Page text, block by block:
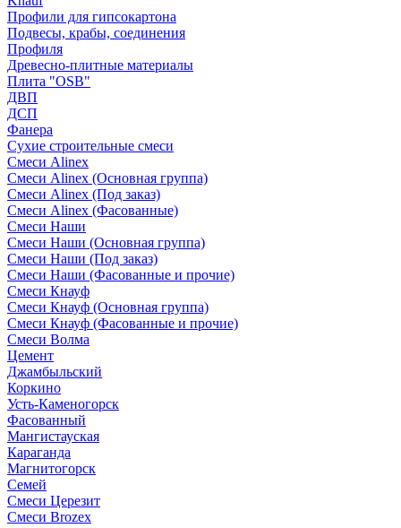
Профили для гипсокартона
Подвесы, крабы, соединения
Профиля
Древесно-плитные материалы
Плита "OSB"
ДВП
ДСП
Фанера
Сухие строительные смеси
Смеси Alinex
Смеси Alinex (Основная группа)
Смеси Alinex (Под заказ)
Смеси Alinex (Фасованные)
Смеси Наши
Смеси Наши (Основная группа)
Смеси Наши (Под заказ)
Смеси Наши (Фасованные и прочие)
Смеси Кнауф
Смеси Кнауф (Основная группа)
Смеси Кнауф (Фасованные и прочие)
Смеси Волма
Цемент
Джамбыльский
Коркино
Усть-Каменогорск
Фасованный
Мангистауская
Караганда
Магнитогорск
Семей
Смеси Церезит
Смеси Brozex